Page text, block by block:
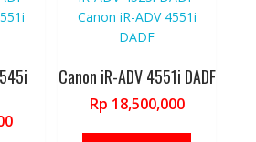
Canon iR-ADV 4551i DADF
Rp 18,500,000